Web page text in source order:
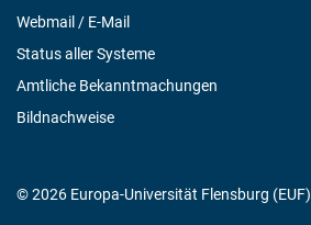
Webmail / E-Mail
Status aller Systeme
Amtliche Bekanntmachungen
Bildnachweise
© 2026 Europa-Universität Flensburg (EUF)